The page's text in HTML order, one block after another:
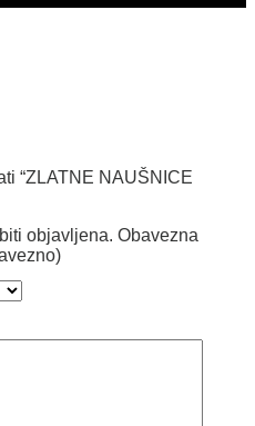
“ZLATNE NAUŠNICE
objavljena. Obavezna